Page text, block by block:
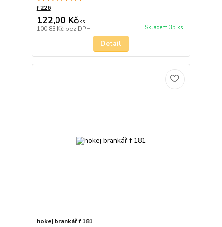
f 226
122,00 Kč/ks
100,83 Kč bez DPH Skladem 35 ks
Detail
hokej brankář f 181